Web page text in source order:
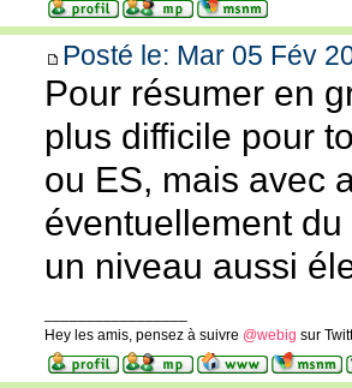
Posté le: Mar 05 Fév
Pour résumer en
plus difficile pour
ou ES, mais avec
éventuellement
un niveau aussi
Hey les amis, pensez à suivre @webig sur